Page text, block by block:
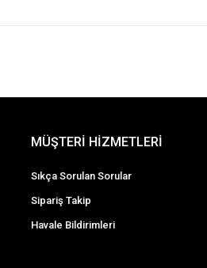
MÜŞTERİ HİZMETLERİ
Sıkça Sorulan Sorular
Sipariş Takip
Havale Bildirimleri